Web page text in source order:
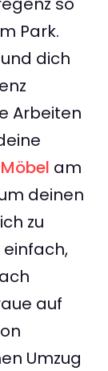
Park.
dich
Arbeiten
Möbel am
deinen
zu
einfach,
auf
Umzug